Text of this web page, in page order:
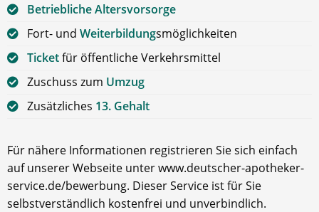
Betriebliche Altersvorsorge
Fort- und Weiterbildungsmöglichkeiten
Ticketfür öffentliche Verkehrsmittel
Zuschuss zum Umzug
Zusätzliches 13. Gehalt
Für nähere Informationen registrieren Sie sich einfach
auf unserer Webseite unter www.deutscher-apotheker-
service.de/bewerbung. Dieser Service ist für Sie
selbstverständlich kostenfrei und unverbindlich.